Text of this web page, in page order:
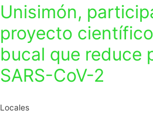
Unisimón,
proyecto
bucal que reduce
SARS-CoV-2
Locales